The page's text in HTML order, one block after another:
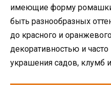
имеющие форму
быть разнообразных
до красного и
декоративностью и часто
украшения садов, клумб